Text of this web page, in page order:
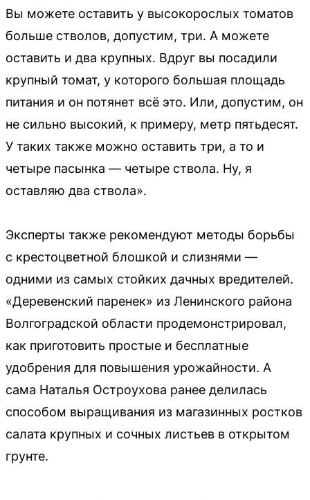
Вы можете оставить у высокорослых томатов
больше стволов, допустим, три. А можете
оставить и два крупных. Вдруг вы посадили
крупный томат, у которого большая площадь
питания и он потянет всё это. Или, допустим, он
не сильно высокий, к примеру, метр пятьдесят.
У таких также можно оставить три, а то и
четыре пасынка — четыре ствола. Ну, я
оставляю два ствола».
Эксперты также рекомендуют методы борьбы
с крестоцветной блошкой и слизнями —
одними из самых стойких дачных вредителей.
«Деревенский паренек» из Ленинского района
Волгоградской области продемонстрировал,
как приготовить простые и бесплатные
удобрения для повышения урожайности. А
сама Наталья Остроухова ранее делилась
способом выращивания из магазинных ростков
салата крупных и сочных листьев в открытом
грунте.